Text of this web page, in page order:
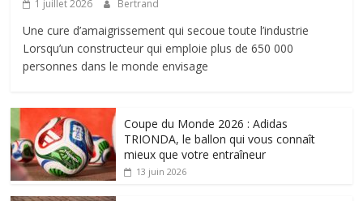
1 juillet 2026 Bertrand
Une cure d’amaigrissement qui secoue toute l’industrie
Lorsqu’un constructeur qui emploie plus de 650 000
personnes dans le monde envisage
Coupe du Monde 2026 : Adidas
TRIONDA, le ballon qui vous connaît
mieux que votre entraîneur
13 juin 2026